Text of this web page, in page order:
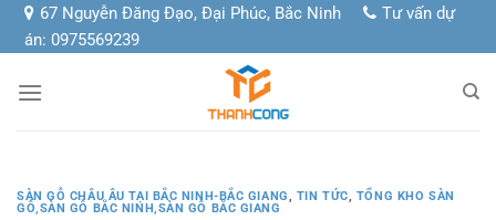
Chuyển
đến
dung
67 Nguyễn Đăng Đạo, Đại Phúc, Bắc Ninh
Tư vấn dự
án: 0975569239
SÀN GỖ CHÂU ÂU TẠI BẮC NINH-BẮC GIANG, TIN TỨC, TỔNG KHO SÀN
GỖ,SÀN GỖ BẮC NINH,SÀN GỖ BẮC GIANG